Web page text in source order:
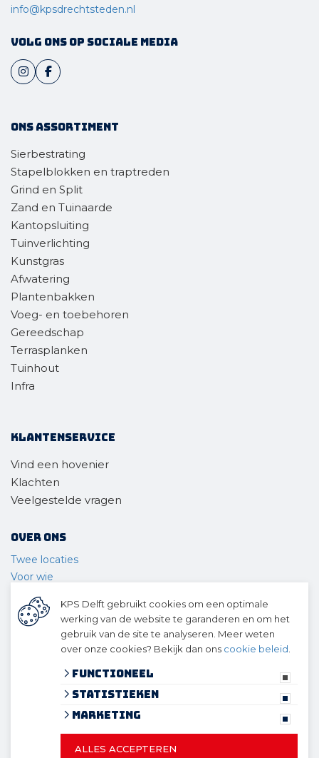
info@kpsdrechtsteden.nl
Volg ons op sociale media
Ons assortiment
Sierbestrating
Stapelblokken en traptreden
Grind en Split
Zand en Tuinaarde
Kantopsluiting
Tuinverlichting
Kunstgras
Afwatering
Plantenbakken
Voeg- en toebehoren
Gereedschap
Terrasplanken
Tuinhout
Infra
Klantenservice
Vind een hovenier
Klachten
Veelgestelde vragen
Over ons
Twee locaties
Voor wie
Ons team
Geschiedenis
© 2026 KPS Delft
algemene voorwaarden
KPS Delft gebruikt cookies om een optimale
werking van de website te garanderen en om het
gebruik van de site te analyseren. Meer weten
over onze cookies? Bekijk dan ons cookie beleid
Functioneel
Statistieken
Marketing
ALLES ACCEPTEREN